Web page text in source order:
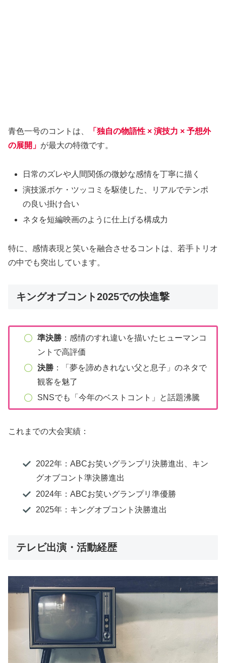
青色一号のコントは、
「独自の物語性 × 演技力 × 予想外
の展開」 が最大の特徴です。
日常のズレや人間関係の微妙な感情を丁寧に描く
演技派ボケ・ツッコミを駆使した、リアルでテンポ
の良い掛け合い
ネタを短編映画のように仕上げる構成力
特に、感情表現と笑いを融合させるコントは、若手トリオ
の中でも突出しています。
キングオブコント2025での快進撃
準決勝：感情のすれ違いを描いたヒューマンコ
ントで高評価
決勝：「夢を諦めきれない父と息子」のネタで
観客を魅了
SNSでも「今年のベストコント」と話題沸騰
これまでの大会実績：
2022年：ABCお笑いグランプリ決勝進出、キン
グオブコント準決勝進出
2024年：ABCお笑いグランプリ準優勝
2025年：キングオブコント決勝進出
テレビ出演・活動経歴